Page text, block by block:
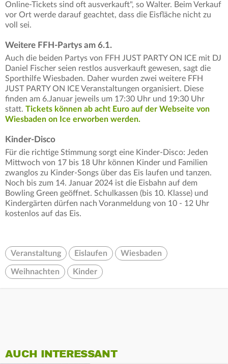
Online-Tickets sind oft ausverkauft", so Walter. Beim Verkauf
vor Ort werde darauf geachtet, dass die Eisfläche nicht zu
voll sei.
Weitere FFH-Partys am 6.1.
Auch die beiden Partys von FFH JUST PARTY ON ICE mit DJ
Daniel Fischer seien restlos ausverkauft gewesen, sagt die
Sporthilfe Wiesbaden. Daher wurden zwei weitere FFH
JUST PARTY ON ICE Veranstaltungen organisiert. Diese
finden am 6.Januar jeweils um 17:30 Uhr und 19:30 Uhr
statt. Tickets können ab acht Euro auf der Webseite von
Wiesbaden on Ice erworben werden.
Kinder-Disco
Für die richtige Stimmung sorgt eine Kinder-Disco: Jeden
Mittwoch von 17 bis 18 Uhr können Kinder und Familien
zwanglos zu Kinder-Songs über das Eis laufen und tanzen.
Noch bis zum 14. Januar 2024 ist die Eisbahn auf dem
Bowling Green geöffnet. Schulkassen (bis 10. Klasse) und
Kindergärten dürfen nach Voranmeldung von 10 - 12 Uhr
kostenlos auf das Eis.
Veranstaltung Eislaufen Wiesbaden
Weihnachten Kinder
AUCH INTERESSANT